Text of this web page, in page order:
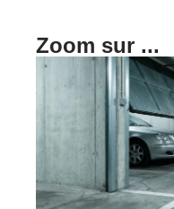
Zoom sur ...